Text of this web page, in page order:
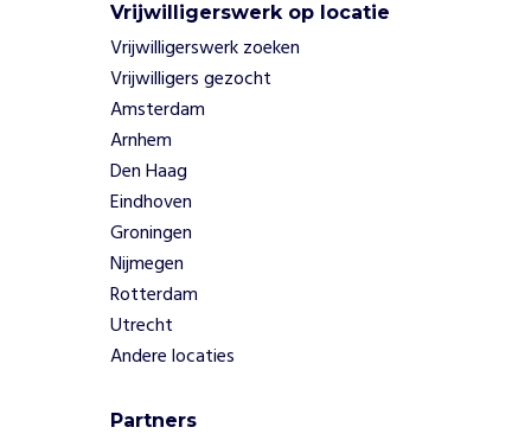
Vrijwilligerswerk op locatie
Vrijwilligerswerk zoeken
Vrijwilligers gezocht
Amsterdam
Arnhem
Den Haag
Eindhoven
Groningen
Nijmegen
Rotterdam
Utrecht
Andere locaties
Partners